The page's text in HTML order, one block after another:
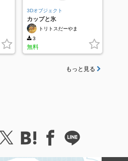
3Dオブジェクト
カップと氷
トリトスだーやま
3
無料
もっと見る